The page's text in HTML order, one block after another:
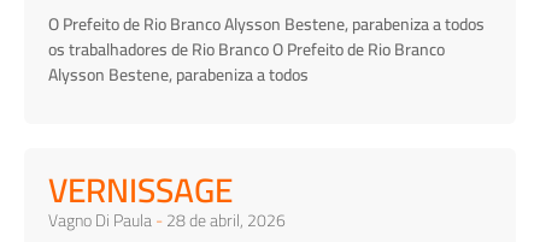
O Prefeito de Rio Branco Alysson Bestene, parabeniza a todos
os trabalhadores de Rio Branco O Prefeito de Rio Branco
Alysson Bestene, parabeniza a todos
VERNISSAGE
Vagno Di Paula 28 de abril, 2026